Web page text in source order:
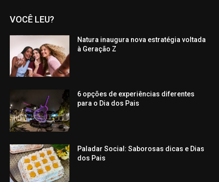
VOCÊ LEU?
Natura inaugura nova estratégia voltada
à Geração Z
6 opções de experiências diferentes
para o Dia dos Pais
Paladar Social: Saborosas dicas e Dias
dos Pais